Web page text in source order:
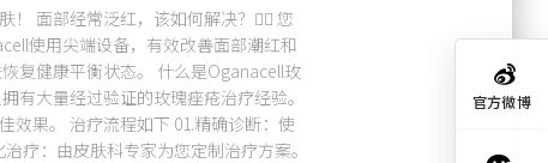
面部经常泛红，该如何解决？💁‍♀️ 您
使用尖端设备，有效改善面部潮红和
复健康平衡状态。 什么是Oganacell玫
有大量经过验证的玫瑰痤疮治疗经验。
效果。 治疗流程如下 01.精确诊断：使
疗：由皮肤科专家为您定制治疗方案。
官方微博